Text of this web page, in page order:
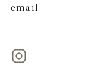
email